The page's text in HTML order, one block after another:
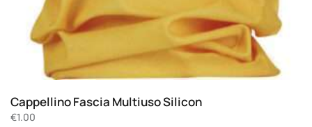
Cappellino Fascia Multiuso Silicon
€1.00